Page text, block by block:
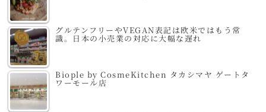
グルテンフリーやVEGAN表記は欧米ではもう常
識。日本の小売業の対応に大幅な遅れ
Biople by CosmeKitchen タカシマヤ ゲートタ
ワーモール店